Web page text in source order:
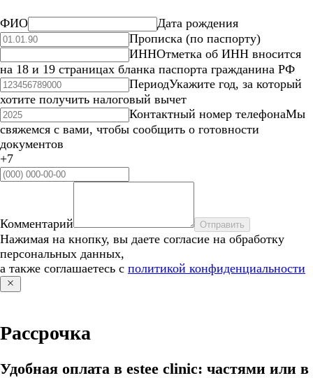
ФИО
Дата рождения
Прописка (по паспорту)
ИННОтметка об ИНН вносится
на 18 и 19 страницах бланка паспорта гражданина РФ
ПериодУкажите год, за который
хотите получить налоговый вычет
Контактный номер телефонаМы
свяжемся с вами, чтобы сообщить о готовности
документов
+7
Комментарий Отправить
Нажимая на кнопку, вы даете согласие на обработку
персональных данных,
а также соглашаетесь с политикой конфиденциальности
Рассрочка
Удобная оплата в estee clinic: частями или в